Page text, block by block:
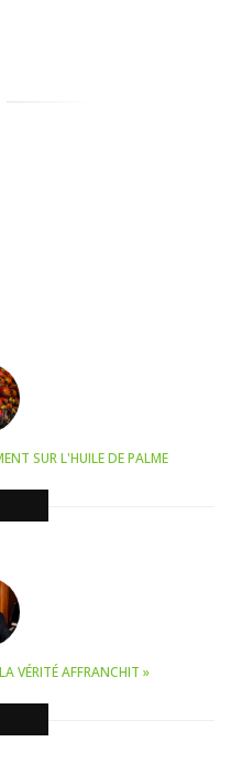
SUR L'HUILE DE PALME
VÉRITÉ AFFRANCHIT »